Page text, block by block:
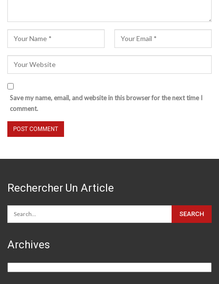
Save my name, email, and website in this browser for the next time I
comment.
Rechercher Un Article
Archives